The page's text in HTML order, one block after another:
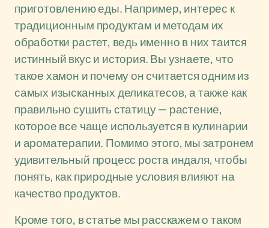
приготовлению еды. Например, интерес к
традиционным продуктам и методам их
обработки растет, ведь именно в них таится
истинный вкус и история. Вы узнаете, что
такое хамон и почему он считается одним из
самых изысканных деликатесов, а также как
правильно сушить статицу — растение,
которое все чаще используется в кулинарии
и ароматерапии. Помимо этого, мы затронем
удивительный процесс роста индаля, чтобы
понять, как природные условия влияют на
качество продуктов.
Кроме того, в статье мы расскажем о таком